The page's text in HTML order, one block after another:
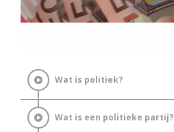
Wat is politiek?
Wat is een politieke partij?